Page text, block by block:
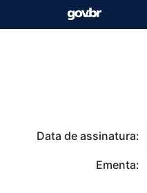
Data de assinatura:
Ementa: